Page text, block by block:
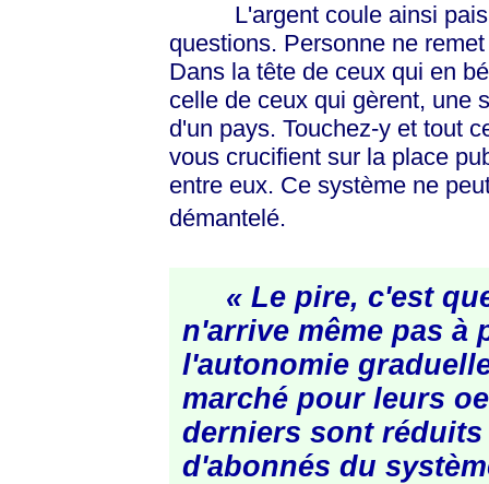
L'argent coule ainsi
questions. Personne ne
Dans la tête de ceux qui en
celle de ceux qui gèrent, une
d'un pays. Touchez-y et tout
vous crucifient sur la place
entre eux. Ce système ne
démantelé.
« Le pire, c'est
n'arrive même pas à
l'autonomie
marché pour leurs
derniers sont réduits
d'abonnés du